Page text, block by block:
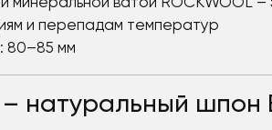
минеральной ватой ROCKWOOL –
и перепадам температур
80–85 мм
натуральный шпон